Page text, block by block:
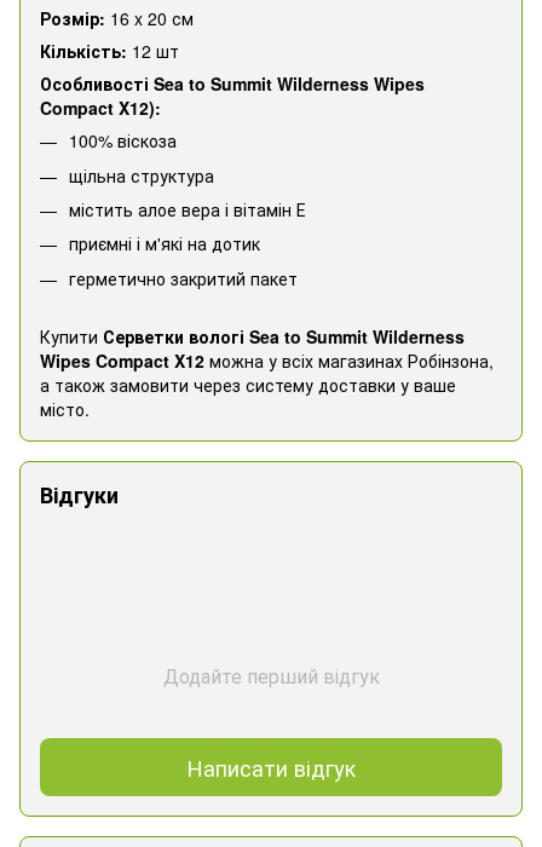
Розмір: 16 x 20 см
Кількість: 12 шт
Особливості Sea to Summit Wilderness Wipes
Compact X12):
100% віскоза
щільна структура
містить алое вера і вітамін Е
приємні і м'які на дотик
герметично закритий пакет
Купити Серветки вологі Sea to Summit Wilderness
Wipes Compact X12 можна у всіх магазинах Робінзона,
а також замовити через систему доставки у ваше
місто.
Відгуки
Додайте перший відгук
Написати відгук